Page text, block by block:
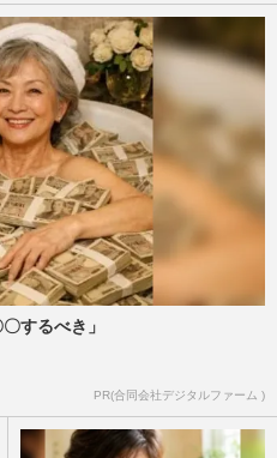
するべき」
PR(合同会社デジタルファーム )